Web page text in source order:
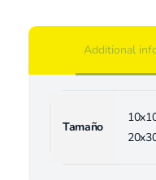
Additional
Tamaño